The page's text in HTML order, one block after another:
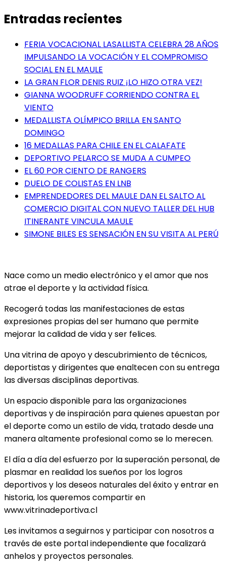
Entradas recientes
FERIA VOCACIONAL LASALLISTA CELEBRA 28 AÑOS
IMPULSANDO LA VOCACIÓN Y EL COMPROMISO
SOCIAL EN EL MAULE
LA GRAN FLOR DENIS RUIZ ¡LO HIZO OTRA VEZ!
GIANNA WOODRUFF CORRIENDO CONTRA EL
VIENTO
MEDALLISTA OLÍMPICO BRILLA EN SANTO
DOMINGO
16 MEDALLAS PARA CHILE EN EL CALAFATE
DEPORTIVO PELARCO SE MUDA A CUMPEO
EL 60 POR CIENTO DE RANGERS
DUELO DE COLISTAS EN LNB
EMPRENDEDORES DEL MAULE DAN EL SALTO AL
COMERCIO DIGITAL CON NUEVO TALLER DEL HUB
ITINERANTE VINCULA MAULE
SIMONE BILES ES SENSACIÓN EN SU VISITA AL PERÚ
Nace como un medio electrónico y el amor que nos
atrae el deporte y la actividad física.
Recogerá todas las manifestaciones de estas
expresiones propias del ser humano que permite
mejorar la calidad de vida y ser felices.
Una vitrina de apoyo y descubrimiento de técnicos,
deportistas y dirigentes que enaltecen con su entrega
las diversas disciplinas deportivas.
Un espacio disponible para las organizaciones
deportivas y de inspiración para quienes apuestan por
el deporte como un estilo de vida, tratado desde una
manera altamente profesional como se lo merecen.
El día a día del esfuerzo por la superación personal, de
plasmar en realidad los sueños por los logros
deportivos y los deseos naturales del éxito y entrar en
historia, los queremos compartir en
www.vitrinadeportiva.cl
Les invitamos a seguirnos y participar con nosotros a
través de este portal independiente que focalizará
anhelos y proyectos personales.